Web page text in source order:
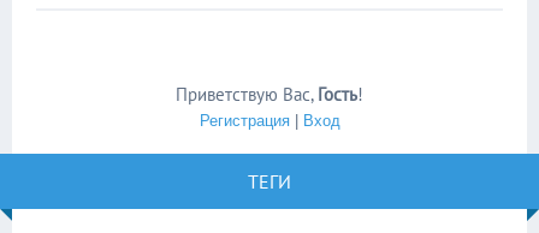
Приветствую Вас, Гость!
Регистрация| Вход
ТЕГИ